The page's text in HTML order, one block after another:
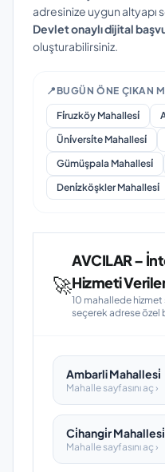
adresinize uygun altyapı
Devlet onaylı dijital
oluşturabilirsiniz.
📍 BUGÜN ÖNE ÇIKAN
Fi̇ruzköy Mahallesi̇
Üni̇versi̇te Mahallesi̇
Gümüşpala Mahallesi̇
Deni̇zköşkler Mahallesi̇
🚀
AVCILAR –
Hizmeti
10 mahallede hizmet
seçerek adrese özel
Ambarli Mahallesi̇
Mahalle sayfasını aç ›
Ci̇hangi̇r Mahallesi̇
Mahalle sayfasını aç ›